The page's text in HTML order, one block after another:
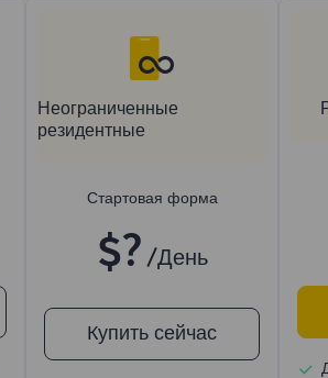
Неограниченные
резидентные
Стартовая форма
$? /День
Купить сейчас